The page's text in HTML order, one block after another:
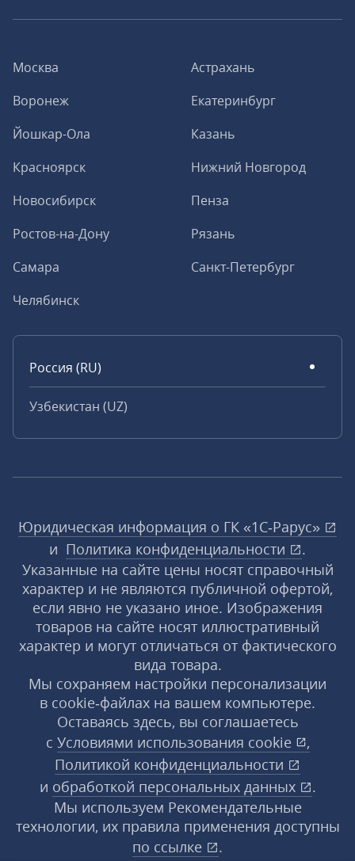
Москва
Астрахань
Воронеж
Екатеринбург
Йошкар-Ола
Казань
Красноярск
Нижний Новгород
Новосибирск
Пенза
Ростов-на-Дону
Рязань
Самара
Санкт-Петербург
Челябинск
Россия (RU)
Узбекистан (UZ)
Юридическая информация о ГК «1С‑Рарус»
и Политика конфиденциальности
.
Указанные на сайте цены носят справочный
характер и не являются публичной офертой,
если явно не указано иное. Изображения
товаров на сайте носят иллюстративный
характер и могут отличаться от фактического
вида товара.
Мы сохраняем настройки персонализации
в cookie‑файлах на вашем компьютере.
Оставаясь здесь, вы соглашаетесь
с Условиями использования cookie
,
Политикой конфиденциальности
и обработкой персональных данных
.
Мы используем Рекомендательные
технологии, их правила применения доступны
по ссылке
.